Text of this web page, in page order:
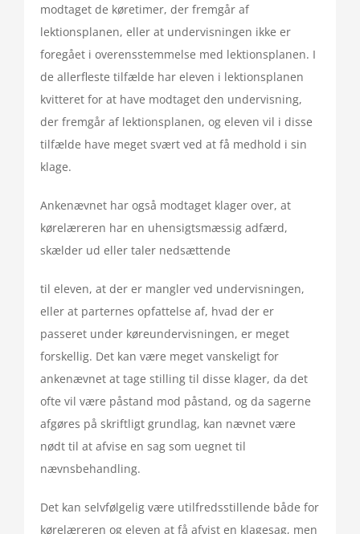
modtaget de køretimer, der fremgår af
lektionsplanen, eller at undervisningen ikke er
foregået i overensstemmelse med lektionsplanen. I
de allerfleste tilfælde har eleven i lektionsplanen
kvitteret for at have modtaget den undervisning,
der fremgår af lektionsplanen, og eleven vil i disse
tilfælde have meget svært ved at få medhold i sin
klage.
Ankenævnet har også modtaget klager over, at
kørelæreren har en uhensigtsmæssig adfærd,
skælder ud eller taler nedsættende
til eleven, at der er mangler ved undervisningen,
eller at parternes opfattelse af, hvad der er
passeret under køreundervisningen, er meget
forskellig. Det kan være meget vanskeligt for
ankenævnet at tage stilling til disse klager, da det
ofte vil være påstand mod påstand, og da sagerne
afgøres på skriftligt grundlag, kan nævnet være
nødt til at afvise en sag som uegnet til
nævnsbehandling.
Det kan selvfølgelig være utilfredsstillende både for
kørelæreren og eleven at få afvist en klagesag, men